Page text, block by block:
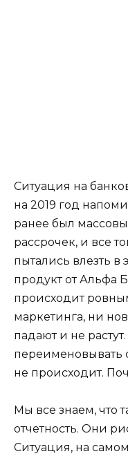
Ситуация на
на 2019 год
ранее был
рассрочек, и все
пытались влезть в
продукт от Альфа
происходит
маркетинга, ни
падают и не
переименовывать
не происходит.
Мы все знаем, что
отчетность. Они
Ситуация, на